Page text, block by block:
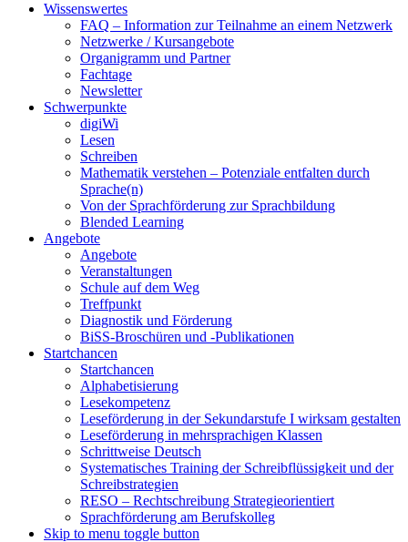
Wissenswertes
FAQ – Information zur Teilnahme an einem Netzwerk
Netzwerke / Kursangebote
Organigramm und Partner
Fachtage
Newsletter
Schwerpunkte
digiWi
Lesen
Schreiben
Mathematik verstehen – Potenziale entfalten durch
Sprache(n)
Von der Sprachförderung zur Sprachbildung
Blended Learning
Angebote
Angebote
Veranstaltungen
Schule auf dem Weg
Treffpunkt
Diagnostik und Förderung
BiSS-Broschüren und -Publikationen
Startchancen
Startchancen
Alphabetisierung
Lesekompetenz
Leseförderung in der Sekundarstufe I wirksam gestalten
Leseförderung in mehrsprachigen Klassen
Schrittweise Deutsch
Systematisches Training der Schreibflüssigkeit und der
Schreibstrategien
RESO – Rechtschreibung Strategieorientiert
Sprachförderung am Berufskolleg
Skip to menu toggle button